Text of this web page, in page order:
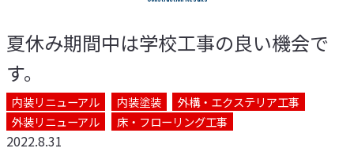
夏休み期間中は学校工事の良い機会で
す。
内装リニューアル 内装塗装
外構・エクステリア工事
外装リニューアル
床・フローリング工事
2022.8.31